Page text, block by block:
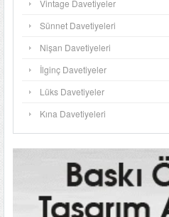
Vintage Davetiyeler
Sünnet Davetiyeleri
Nişan Davetiyeleri
İlginç Davetiyeler
Lüks Davetiyeler
Kına Davetiyeleri